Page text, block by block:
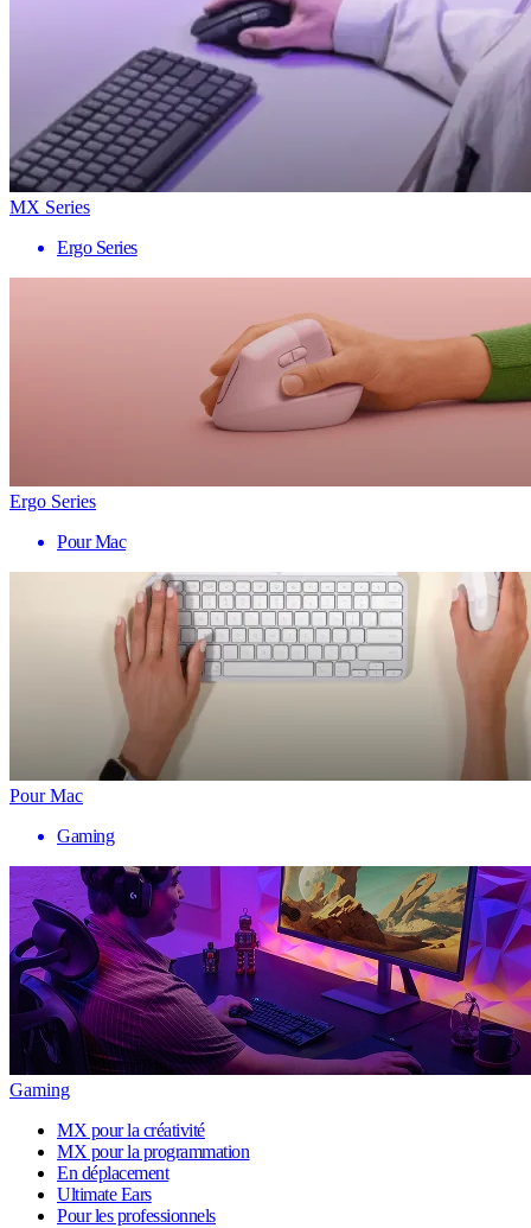
MX Series
Ergo Series
Ergo Series
Pour Mac
Pour Mac
Gaming
Gaming
MX pour la créativité
MX pour la programmation
En déplacement
Ultimate Ears
Pour les professionnels